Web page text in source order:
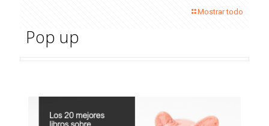
Mostrar todo
Pop up